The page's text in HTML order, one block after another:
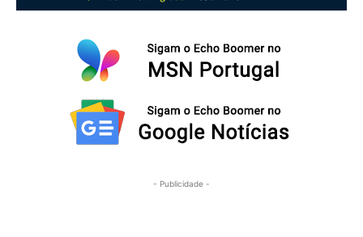
- Publicidade -